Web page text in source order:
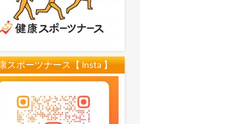
スポーツナース【 Insta 】